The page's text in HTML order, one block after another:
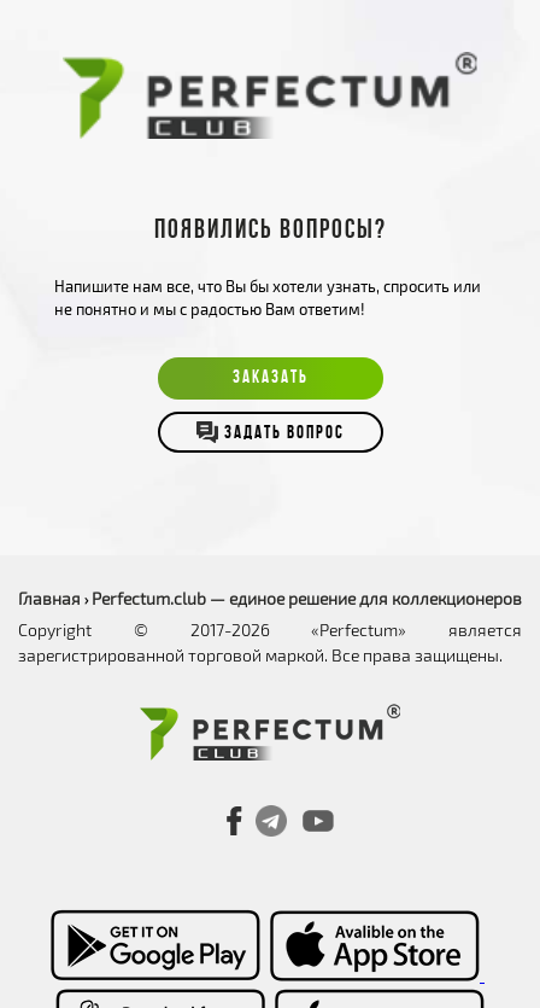
Появились вопросы?
Напишите нам все, что Вы бы хотели узнать, спросить или
не понятно и мы с радостью Вам ответим!
ЗАКАЗАТЬ
ЗАДАТЬ ВОПРОС
Главная › Perfectum.club — единое решение для коллекционеров
Copyright © 2017-2026 «Perfectum» является
зарегистрированной торговой маркой. Все права защищены.